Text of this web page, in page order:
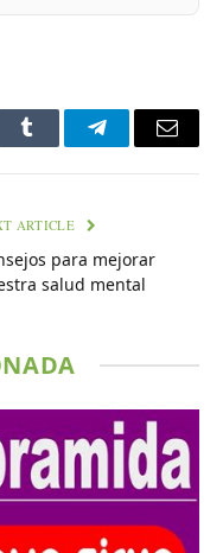
Tumblr TelegramEmail
ARTICLE
para mejorar
salud mental